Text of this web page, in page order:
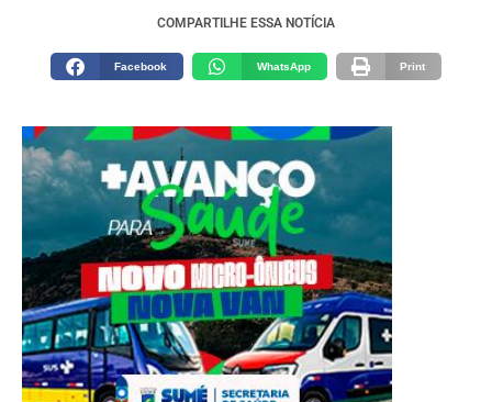
COMPARTILHE ESSA NOTÍCIA
Facebook WhatsApp Print